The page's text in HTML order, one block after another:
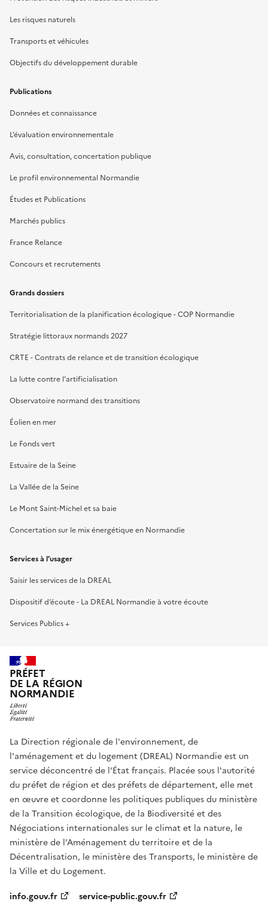
Les risques naturels
Transports et véhicules
Objectifs du développement durable
Publications
Données et connaissance
L’évaluation environnementale
Avis, consultation, concertation publique
Le profil environnemental Normandie
Études et Publications
Marchés publics
France Relance
Concours et recrutements
Grands dossiers
Territorialisation de la planification écologique - COP Normandie
Stratégie littoraux normands 2027
CRTE - Contrats de relance et de transition écologique
La lutte contre l’artificialisation
Observatoire normand des transitions
Éolien en mer
Le Fonds vert
Estuaire de la Seine
La Vallée de la Seine
Le Mont Saint-Michel et sa baie
Concertation sur le mix énergétique en Normandie
Services à l’usager
Saisir les services de la DREAL
Dispositif d’écoute - La DREAL Normandie à votre écoute
Services Publics +
PRÉFET
DE LA RÉGION
NORMANDIE
La Direction régionale de l'environnement, de
l'aménagement et du logement (DREAL) Normandie est un
service déconcentré de l'État français. Placée sous l'autorité
du préfet de région et des préfets de département, elle met
en œuvre et coordonne les politiques publiques du ministère
de la Transition écologique, de la Biodiversité et des
Négociations internationales sur le climat et la nature, le
ministère de l’Aménagement du territoire et de la
Décentralisation, le ministère des Transports, le ministère de
la Ville et du Logement.
info.gouv.fr
service-public.gouv.fr